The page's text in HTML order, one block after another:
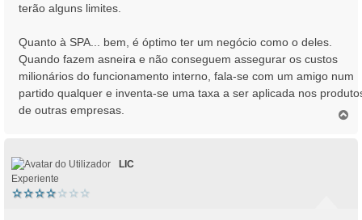
terão alguns limites.
Quanto à SPA... bem, é óptimo ter um negócio como o deles.
Quando fazem asneira e não conseguem assegurar os custos
milionários do funcionamento interno, fala-se com um amigo num
partido qualquer e inventa-se uma taxa a ser aplicada nos
de outras empresas.
LIC
Experiente